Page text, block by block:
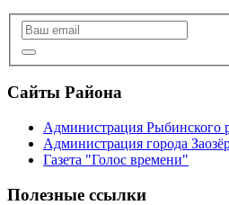
Сайты Района
Администрация Рыбинского
Администрация города
Газета "Голос времени"
Полезные ссылки